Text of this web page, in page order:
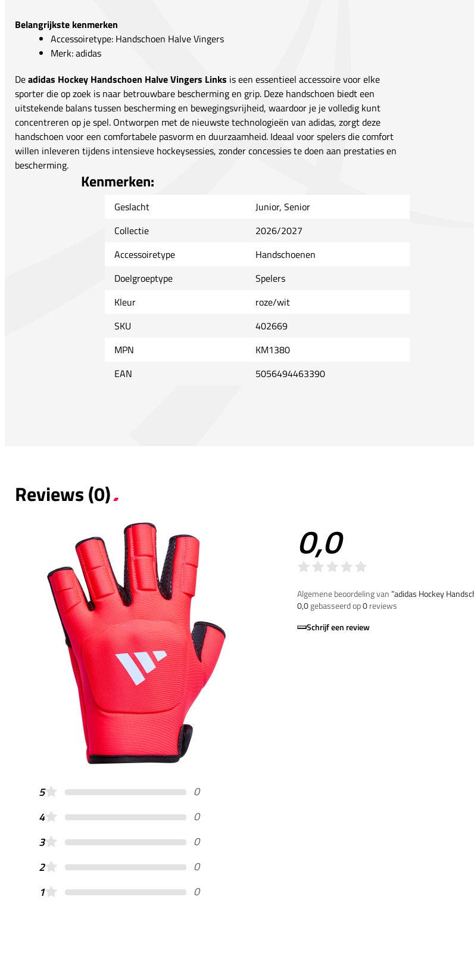
Belangrijkste kenmerken
Accessoiretype: Handschoen Halve Vingers
Merk: adidas
Deadidas Hockey Handschoen Halve Vingers Links is een essentieel accessoire voor elke
sporter die op zoek is naar betrouwbare bescherming en grip. Deze handschoen biedt een
uitstekende balans tussen bescherming en bewegingsvrijheid, waardoor je je volledig kunt
concentreren op je spel. Ontworpen met de nieuwste technologieën van adidas, zorgt deze
handschoen voor een comfortabele pasvorm en duurzaamheid. Ideaal voor spelers die comfort
willen inleveren tijdens intensieve hockeysessies, zonder concessies te doen aan prestaties en
bescherming.
Kenmerken:
Geslacht
Junior, Senior
Collectie
2026/2027
Accessoiretype
Handschoenen
Doelgroeptype
Spelers
Kleur
roze/wit
SKU
402669
MPN
KM1380
EAN
5056494463390
Reviews (0)
0,0
Algemene beoordeling van”adidas Hockey
0,0gebasseerd op0reviews
Schrijf een review
5
0
4
0
3
0
2
0
1
0